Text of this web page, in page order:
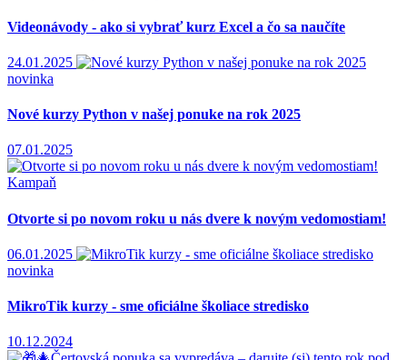
Videonávody - ako si vybrať kurz Excel a čo sa naučíte
24.01.2025
novinka
Nové kurzy Python v našej ponuke na rok 2025
07.01.2025
Kampaň
Otvorte si po novom roku u nás dvere k novým vedomostiam!
06.01.2025
novinka
MikroTik kurzy - sme oficiálne školiace stredisko
10.12.2024